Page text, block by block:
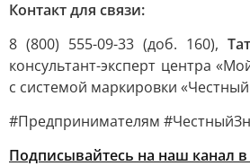
Контакт для связи:
8 (800) 555-09-33 (доб. 160),
консультант-эксперт центра
с системой маркировки «Честный
#Предпринимателям
Подписывайтесь на наш канал